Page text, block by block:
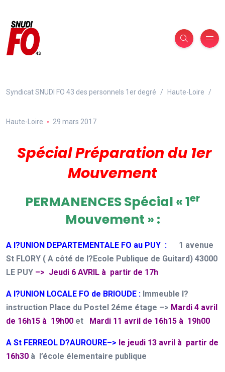
Syndicat SNUDI FO 43 des personnels 1er degré Haute-Loire
Haute-Loire 29 mars 2017
Spécial Préparation du 1er
Mouvement
PERMANENCES Spécial « 1er
Mouvement » :
A l?UNION DEPARTEMENTALE FO au PUY : 1 avenue
St FLORY ( A côté de l?Ecole Publique de Guitard) 43000
LE PUY –> Jeudi 6 AVRIL à partir de 17h
A l?UNION LOCALE FO de BRIOUDE : Immeuble l?
instruction Place du Postel 2éme étage –> Mardi 4 avril
de 16h15 à 19h00 et Mardi 11 avril de 16h15 à 19h00
A St FERREOL D?AUROURE–> le jeudi 13 avril à partir de
16h30 à l’école élementaire publique